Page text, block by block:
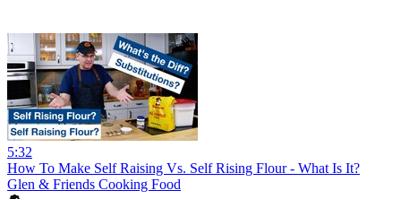
5:32
How To Make Self Raising Vs. Self Rising Flour - What Is It?
Glen & Friends Cooking Food